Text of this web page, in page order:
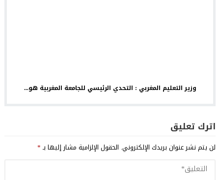
وزير التعليم المغربي : التحدي الرئيسي للجامعة المغربية هو...
اترك تعليق
لن يتم نشر عنوان بريدك الإلكتروني. الحقول الإلزامية مشار إليها بـ*